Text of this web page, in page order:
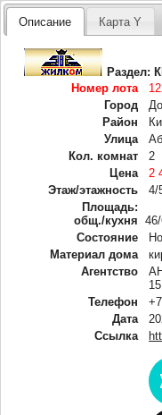
Описание Карта Y
Раздел:
Номер лота
Город
Район
Улица
Кол. комнат
2
Цена
2
Этаж/этажность
4/
Площадь:
общ./кухня
Состояние
Материал дома
Агентство
Телефон
Дата
Ссылка